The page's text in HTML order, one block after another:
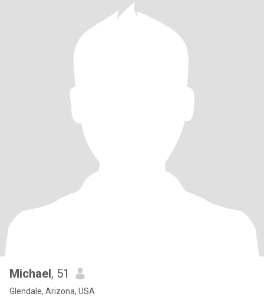
Michael, 51
Glendale, Arizona, USA